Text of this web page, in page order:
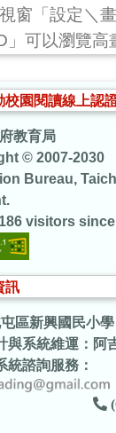
窗「設定＼
」可以瀏覽高
校園閱讀線上認
教育局
© 2007-2030
Bureau,
visitors since
訊
區新興國民小學
系統維運：阿
服務：